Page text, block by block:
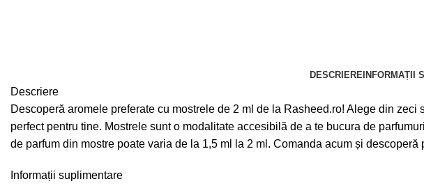
DESCRIERE INFORMAȚII
Descriere
Descoperă aromele preferate cu mostrele de 2 ml de la Rasheed.ro! Alege din
perfect pentru tine. Mostrele sunt o modalitate accesibilă de a te bucura de
de parfum din mostre poate varia de la 1,5 ml la 2 ml. Comanda acum și descoperă
Informații suplimentare